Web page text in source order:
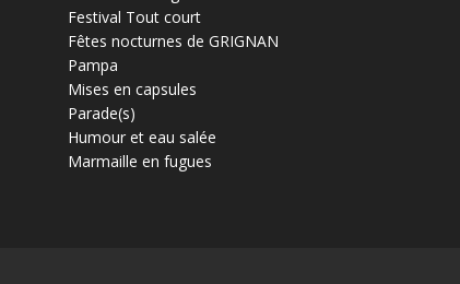
Festival Tout court
Fêtes nocturnes de GRIGNAN
Pampa
Mises en capsules
Parade(s)
Humour et eau salée
Marmaille en fugues